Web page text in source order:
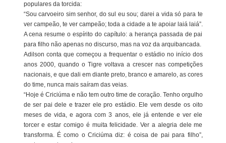
populares da torcida:
“Sou carvoeiro sim senhor, do sul eu sou; darei a vida só para te
ver campeão, te ver campeão; toda a cidade a te apoiar laiá laiá”.
A cena resume o espírito do capítulo: a herança passada de pai
para filho não apenas no discurso, mas na voz da arquibancada.
Adilson conta que começou a frequentar o estádio no início dos
anos 2000, quando o Tigre voltava a crescer nas competições
nacionais, e que dali em diante preto, branco e amarelo, as cores
do time, nunca mais saíram das veias.
“Hoje é Criciúma e não tem outro time de coração. Tenho orgulho
de ser pai dele e trazer ele pro estádio. Ele vem desde os oito
meses de vida, e agora com 3 anos, ele já entende e ver ele
torcer e estar comigo é muita felicidade. Ver a alegria dele me
transforma. É como o Criciúma diz: é coisa de pai para filho”,